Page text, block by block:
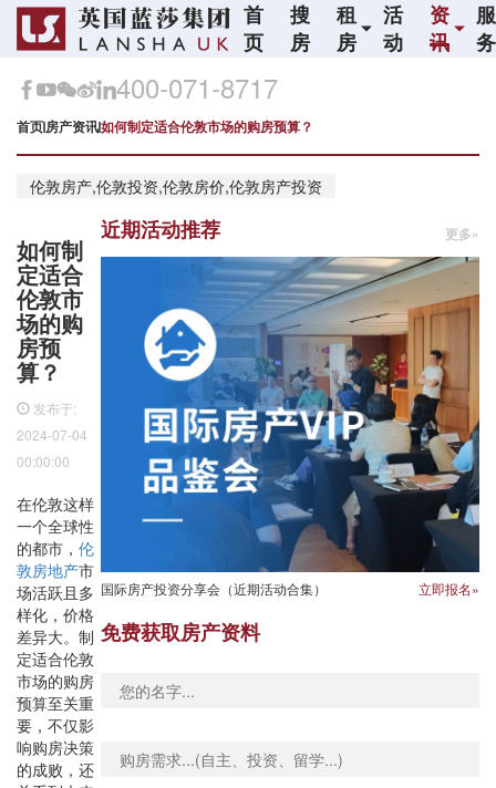
首
页
搜
房
租
房
活
动
资
讯
服
务
400-071-8717
首页房产资讯如何制定适合伦敦市场的购房预算？
伦敦房产,伦敦投资,伦敦房价,伦敦房产投资
如何制
定适合
伦敦市
场的购
房预
算？
发布于:
2024-07-04
00:00:00
在伦敦这样
一个全球性
的都市， 伦
敦房地产市
场活跃且多
样化，价格
差异大。制
定适合伦敦
市场的购房
预算至关重
要，不仅影
响购房决策
的成败，还
近期活动推荐 更多»
国际房产投资分享会（近期活动合集） 立即报名»
免费获取房产资料